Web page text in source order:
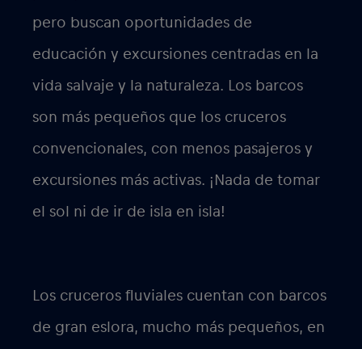
pero buscan oportunidades de
educación y excursiones centradas en la
vida salvaje y la naturaleza. Los barcos
son más pequeños que los cruceros
convencionales, con menos pasajeros y
excursiones más activas. ¡Nada de tomar
el sol ni de ir de isla en isla!
Los cruceros fluviales cuentan con barcos
de gran eslora, mucho más pequeños, en